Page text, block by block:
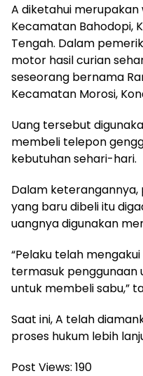
A diketahui merupakan
Kecamatan Bahodopi,
Tengah. Dalam
motor hasil curian
seseorang bernama
Kecamatan Morosi,
Uang tersebut
membeli telepon
kebutuhan sehari-hari.
Dalam keterangannya,
yang baru dibeli itu
uangnya digunakan
“Pelaku telah
termasuk penggunaan
untuk membeli sabu,”
Saat ini, A telah
proses hukum lebih
Post Views: 190